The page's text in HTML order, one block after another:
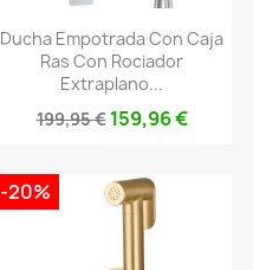
Ducha Empotrada Con Caja
Ras Con Rociador
Extraplano...
199,95 € 159,96 €
-20%